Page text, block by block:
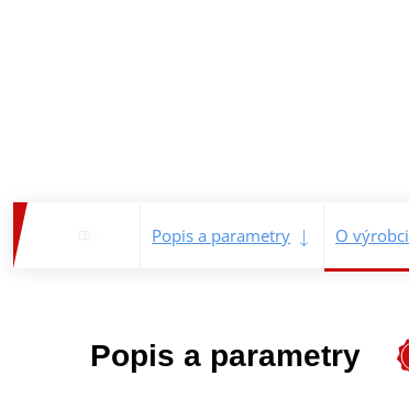
Popis a parametry O výrobci
Popis a parametry